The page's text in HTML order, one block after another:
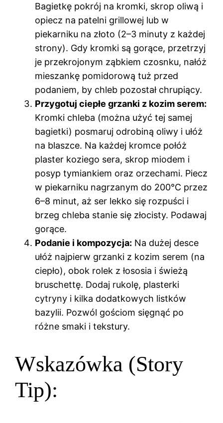
Bagietkę pokrój na kromki, skrop oliwą i
opiecz na patelni grillowej lub w
piekarniku na złoto (2–3 minuty z każdej
strony). Gdy kromki są gorące, przetrzyj
je przekrojonym ząbkiem czosnku, nałóż
mieszankę pomidorową tuż przed
podaniem, by chleb pozostał chrupiący.
Przygotuj ciepłe grzanki z kozim serem:
Kromki chleba (można użyć tej samej
bagietki) posmaruj odrobiną oliwy i ułóż
na blaszce. Na każdej kromce połóż
plaster koziego sera, skrop miodem i
posyp tymiankiem oraz orzechami. Piecz
w piekarniku nagrzanym do 200°C przez
6–8 minut, aż ser lekko się rozpuści i
brzeg chleba stanie się złocisty. Podawaj
gorące.
Podanie i kompozycja: Na dużej desce
ułóż najpierw grzanki z kozim serem (na
ciepło), obok rolek z łososia i świeżą
bruschettę. Dodaj rukolę, plasterki
cytryny i kilka dodatkowych listków
bazylii. Pozwól gościom sięgnąć po
różne smaki i tekstury.
Wskazówka (Story
Tip):